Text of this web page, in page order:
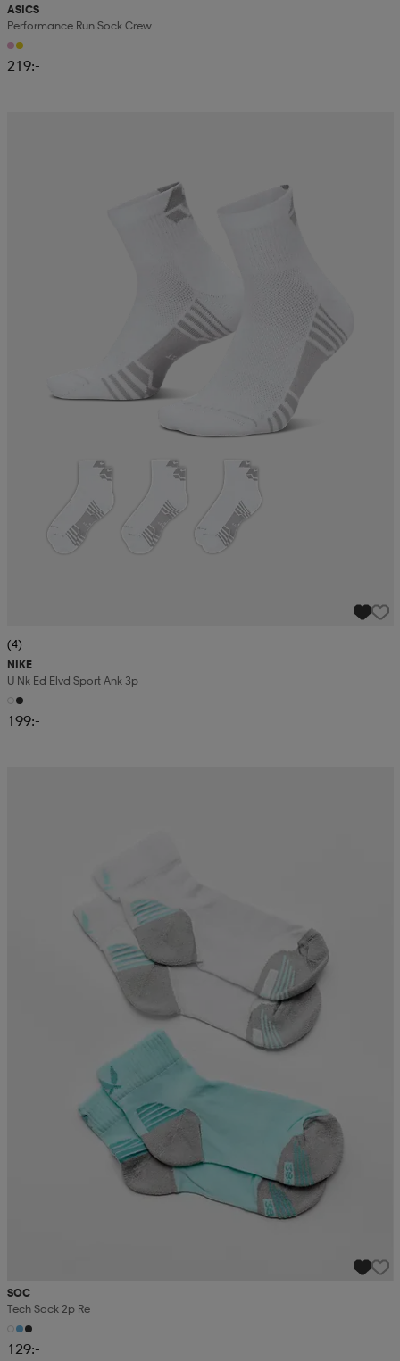
ASICS
Performance Run Sock Crew
219:-
(4)
NIKE
U Nk Ed Elvd Sport Ank 3p
199:-
SOC
Tech Sock 2p Re
129:-